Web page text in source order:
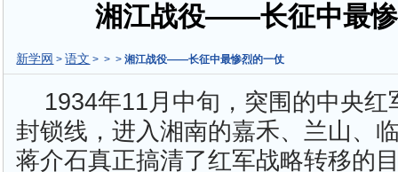
湘江战役——长征中最
新学网 >语文 > > >湘江战役——长征中最惨烈的一仗
1934年11月中旬，突围的中央
封锁线，进入湘南的嘉禾、兰山、
蒋介石真正搞清了红军战略转移的